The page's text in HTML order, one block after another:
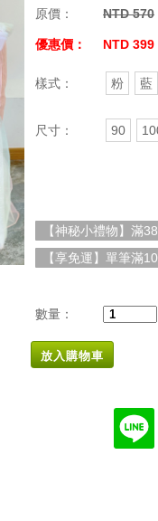
原價： NTD 570
優惠價： NTD 399
樣式： 粉 藍
尺寸： 90
【神秘小禮物】滿
【享免運】單筆滿
數量：
放入購物車